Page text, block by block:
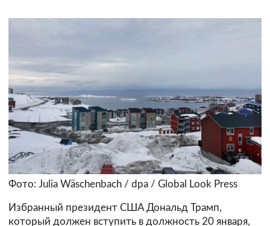
Фото: Julia Wäschenbach / dpa / Global Look Press
Избранный президент США Дональд Трамп,
который должен вступить в должность 20 января,